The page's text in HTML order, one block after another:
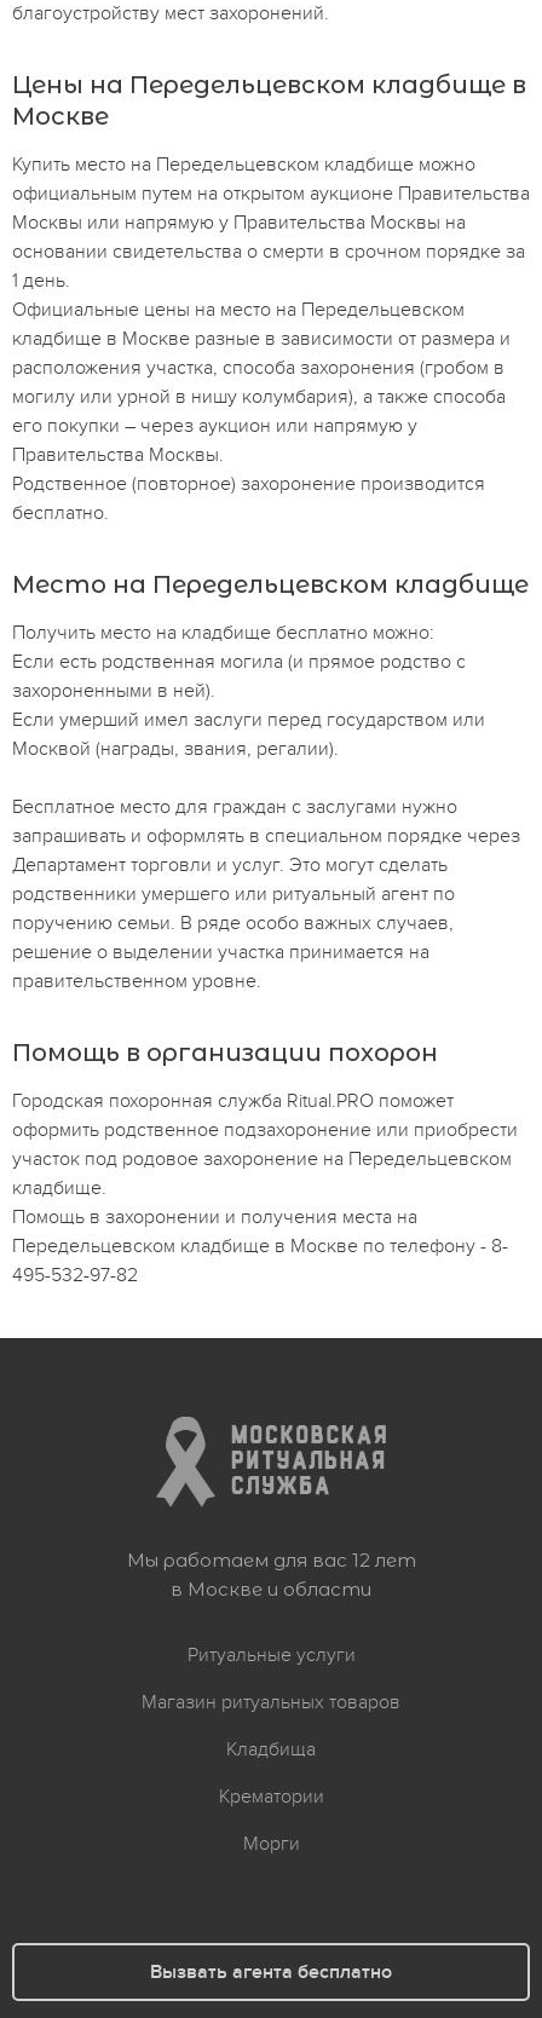
благоустройству мест захоронений.
Цены на Передельцевском кладбище в
Москве
Купить место на Передельцевском кладбище можно
официальным путем на открытом аукционе Правительства
Москвы или напрямую у Правительства Москвы на
основании свидетельства о смерти в срочном порядке за
1 день.
Официальные цены на место на Передельцевском
кладбище в Москве разные в зависимости от размера и
расположения участка, способа захоронения (гробом в
могилу или урной в нишу колумбария), а также способа
его покупки – через аукцион или напрямую у
Правительства Москвы.
Родственное (повторное) захоронение производится
бесплатно.
Место на Передельцевском кладбище
Получить место на кладбище бесплатно можно:
Если есть родственная могила (и прямое родство с
захороненными в ней).
Если умерший имел заслуги перед государством или
Москвой (награды, звания, регалии).
Бесплатное место для граждан с заслугами нужно
запрашивать и оформлять в специальном порядке через
Департамент торговли и услуг. Это могут сделать
родственники умершего или ритуальный агент по
поручению семьи. В ряде особо важных случаев,
решение о выделении участка принимается на
правительственном уровне.
Помощь в организации похорон
Городская похоронная служба Ritual.PRO поможет
оформить родственное подзахоронение или приобрести
участок под родовое захоронение на Передельцевском
кладбище.
Помощь в захоронении и получения места на
Передельцевском кладбище в Москве по телефону - 8-
495-532-97-82
Мы работаем для вас 12 лет
в Москве и области
Ритуальные услуги
Магазин ритуальных товаров
Кладбища
Крематории
Морги
Вызвать агента бесплатно